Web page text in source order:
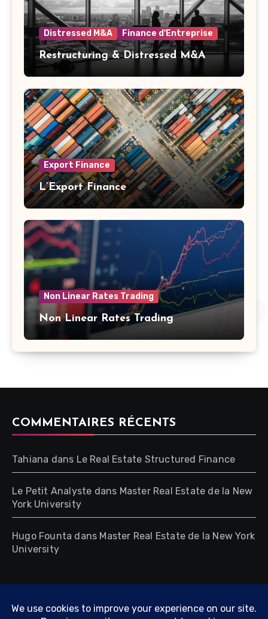
Distressed M&A Finance d'Entreprise
Restructuring & Distressed M&A
Export Finance
L’Export Finance
Non Linear Rates Trading
Non Linear Rates Trading
COMMENTAIRES RÉCENTS
Tahiana dans Le Real Estate Structured Finance
Le Petit Analyste dans Master Real Estate de la New
York University
Hugo Founta dans Master Real Estate de la New York
University